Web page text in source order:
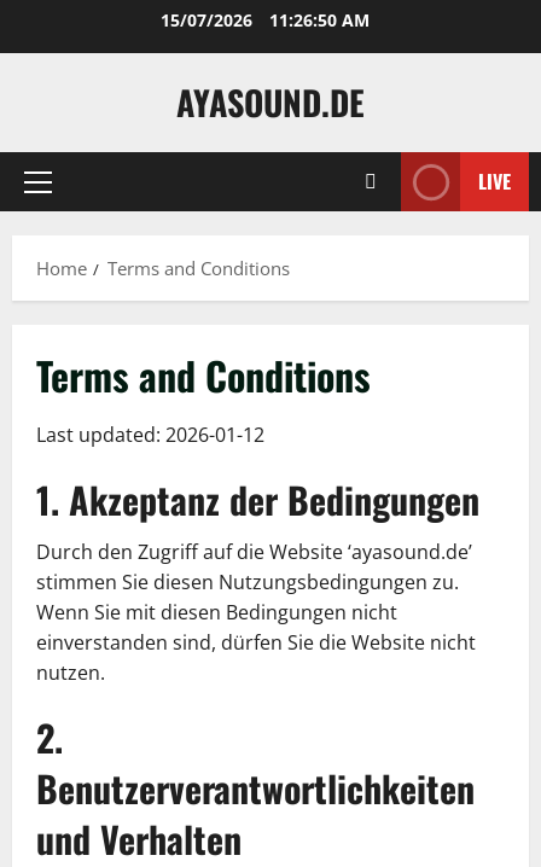
15/07/2026 11:26:50 AM
AYASOUND.DE
Primary
LIVE
Home Terms and Conditions
Terms and Conditions
Last updated: 2026-01-12
1. Akzeptanz der Bedingungen
Durch den Zugriff auf die Website ‘ayasound.de’
stimmen Sie diesen Nutzungsbedingungen zu.
Wenn Sie mit diesen Bedingungen nicht
einverstanden sind, dürfen Sie die Website nicht
nutzen.
2.
Benutzerverantwortlichkeiten
und Verhalten